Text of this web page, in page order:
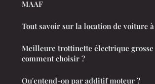
MAAF
Tout savoir sur la location de voiture
Meilleure trottinette électrique grosse
comment choisir ?
Qu'entend-on par additif moteur ?